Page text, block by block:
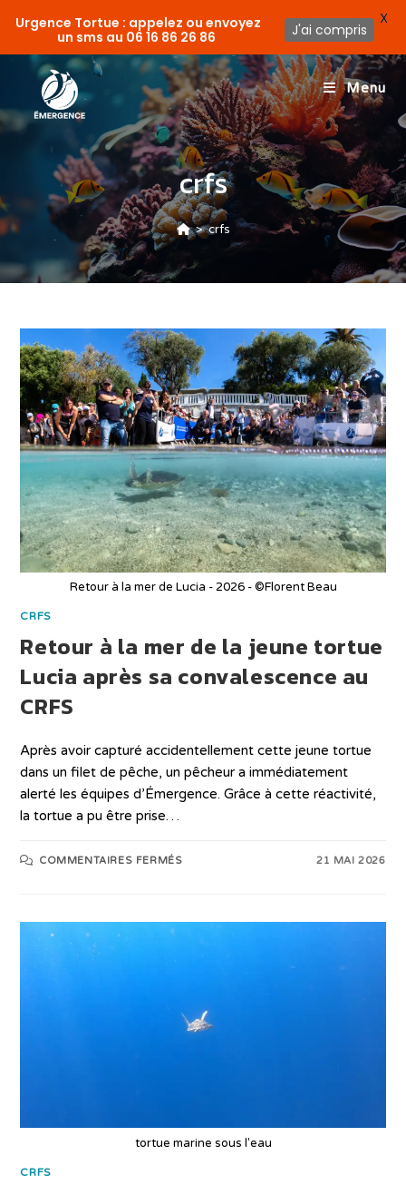
Menu
crfs
> crfs
Retour à la mer de Lucia - 2026 - ©Florent Beau
CRFS
Retour à la mer de la jeune tortue
Lucia après sa convalescence au
CRFS
Après avoir capturé accidentellement cette jeune tortue
dans un filet de pêche, un pêcheur a immédiatement
alerté les équipes d’Émergence. Grâce à cette réactivité,
la tortue a pu être prise…
COMMENTAIRES FERMÉS 21 MAI 2026
tortue marine sous l'eau
CRFS
Urgence Tortue : appelez ou envoyez
un sms au 06 16 86 26 86 J'ai compris
X